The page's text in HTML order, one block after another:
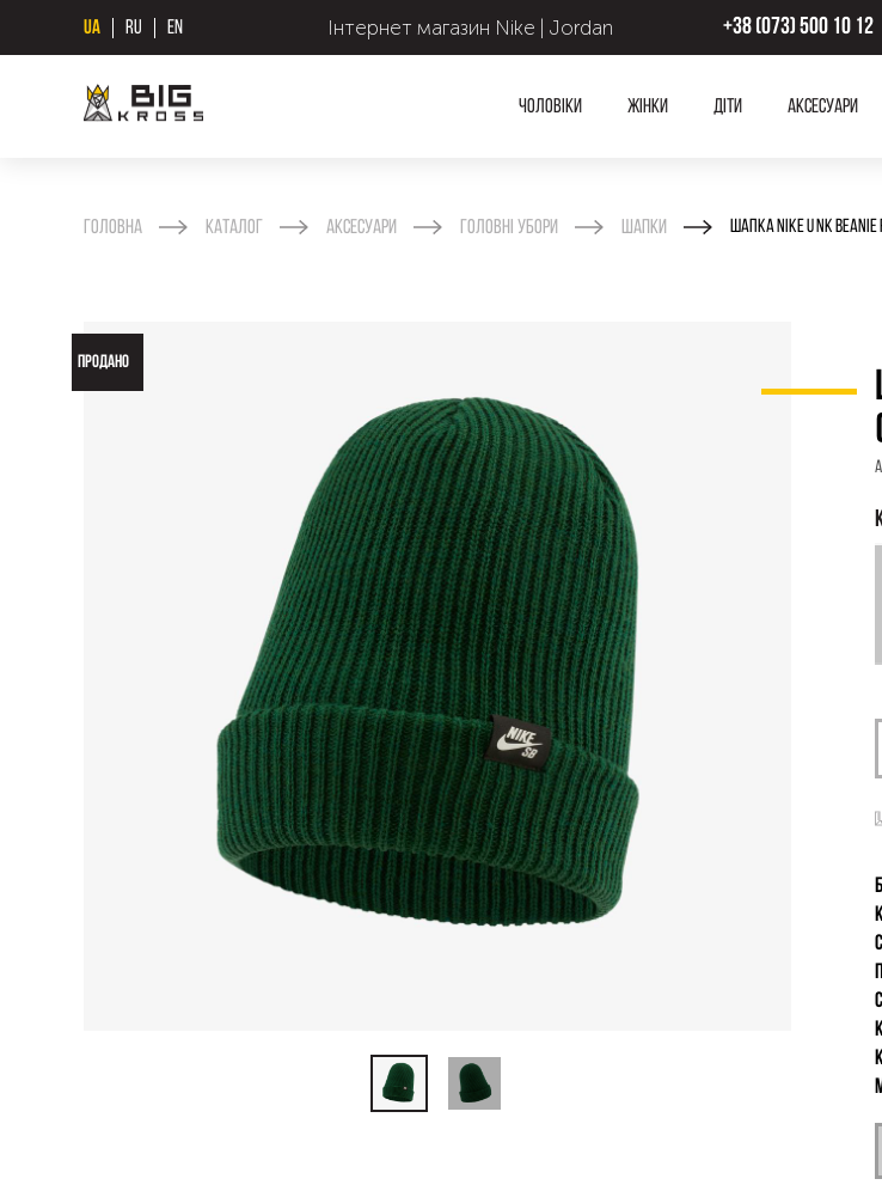
UA RU EN Інтернет магазин Nike | Jordan +38 (073) 500 10 12
Чоловіки Жінки Діти Аксесуари
Головна Каталог Аксесуари Головні убори Шапки ШАПКА NIKE U NK BEANIE
ПРОДАНО